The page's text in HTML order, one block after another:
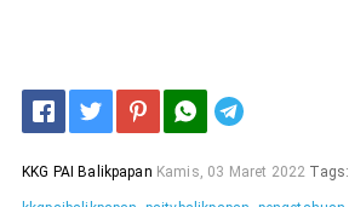
KKG PAI Balikpapan Kamis, 03 Maret 2022 Tags: